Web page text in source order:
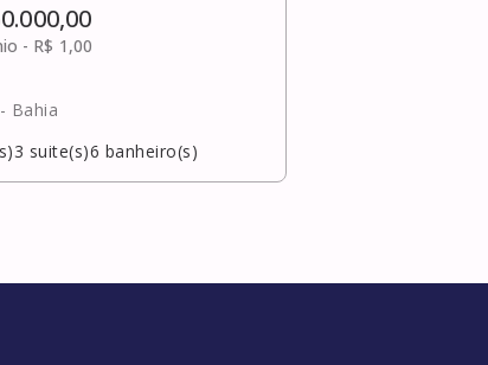
- R$ 1,00
- Bahia
3 suite(s)6 banheiro(s)